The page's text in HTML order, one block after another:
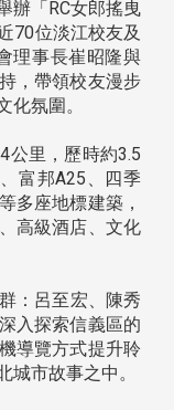
辦「RC女郎搖曳
70位淡江校友及
理事長崔昭隆與
，帶領校友漫步
氛圍。
里，歷時約3.5
富邦A25、四季
多座地標建築，
高級酒店、文化
：呂至宏、陳秀
入探索信義區的
導覽方式提升聆
市故事之中。